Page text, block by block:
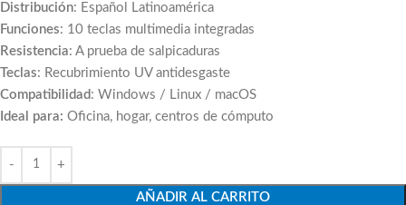
Distribución: Español Latinoamérica
Funciones: 10 teclas multimedia integradas
Resistencia: A prueba de salpicaduras
Teclas: Recubrimiento UV antidesgaste
Compatibilidad : Windows / Linux / macOS
Ideal para: Oficina, hogar, centros de cómputo
AÑADIR AL CARRITO